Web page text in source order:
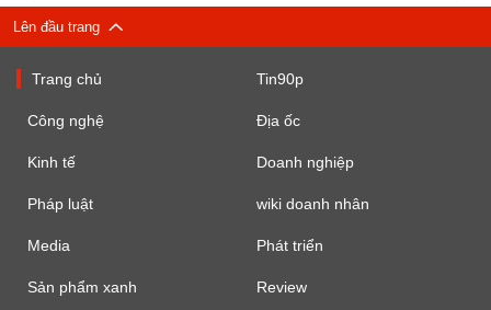
Lên đầu trang
Trang chủ Tin90p
Công nghệ Địa ốc
Kinh tế Doanh nghiệp
Pháp luật wiki doanh nhân
Media Phát triển
Sản phẩm xanh Review